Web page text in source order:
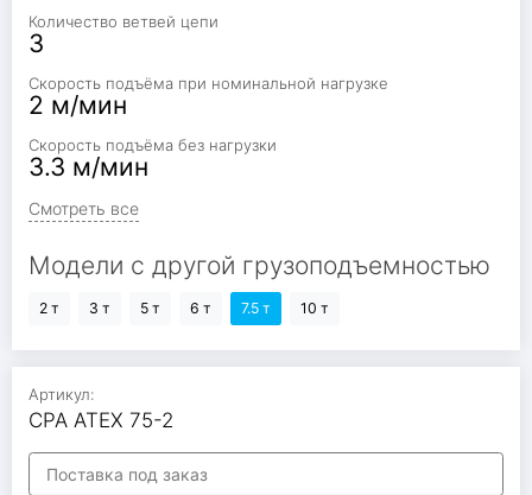
Количество ветвей цепи
3
Cкорость подъёма при номинальной нагрузке
2 м/мин
Скорость подъёма без нагрузки
3.3 м/мин
Смотреть все
Модели с другой грузоподъемностью
2 т 3 т 5 т 6 т 7.5 т 10 т
Артикул:
CPA ATEX 75-2
Поставка под заказ